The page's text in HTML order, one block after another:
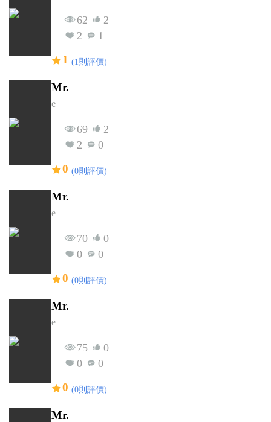
62
2
2
1
1 (1則評價)
Mr.
e
69
2
2
0
0 (0則評價)
Mr.
e
70
0
0
0
0 (0則評價)
Mr.
e
75
0
0
0
0 (0則評價)
Mr.